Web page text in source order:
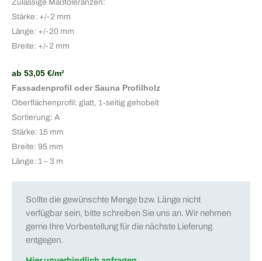
Zulässige Maßtoleranzen:
Stärke: +/-2 mm
Länge: +/-20 mm
Breite: +/-2 mm
ab 53,05 €/m²
Fassadenprofil oder Sauna Profilholz
Oberflächenprofil: glatt, 1-seitig gehobelt
Sortierung: A
Stärke: 15 mm
Breite: 95 mm
Länge: 1 – 3 m
Sollte die gewünschte Menge bzw. Länge nicht
verfügbar sein, bitte schreiben Sie uns an. Wir nehmen
gerne Ihre Vorbestellung für die nächste Lieferung
entgegen.